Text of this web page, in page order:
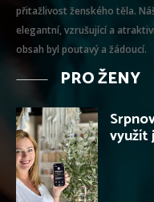
přitažlivost ženského těla.
elegantní, vzrušující a
obsah byl poutavý a žádoucí.
PRO ŽENY
využít